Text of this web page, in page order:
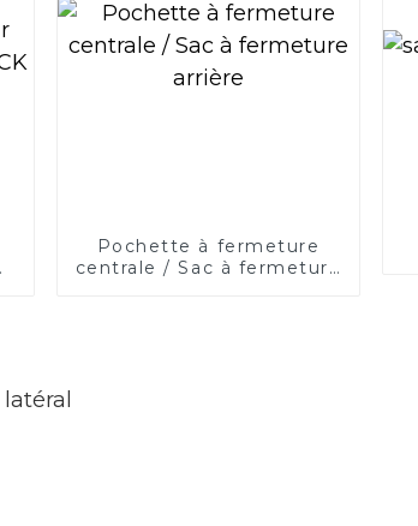
Pochette à fermeture
centrale / Sac à fermeture